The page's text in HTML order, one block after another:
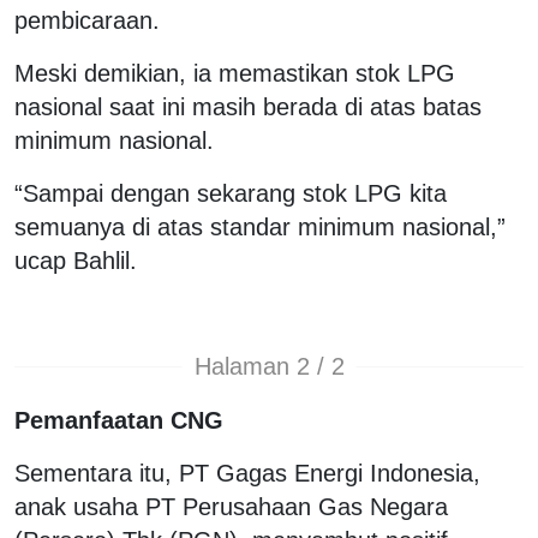
pembicaraan.
Meski demikian, ia memastikan stok LPG
nasional saat ini masih berada di atas batas
minimum nasional.
“Sampai dengan sekarang stok LPG kita
semuanya di atas standar minimum nasional,”
ucap Bahlil.
Halaman 2 / 2
Pemanfaatan CNG
Sementara itu, PT Gagas Energi Indonesia,
anak usaha PT Perusahaan Gas Negara